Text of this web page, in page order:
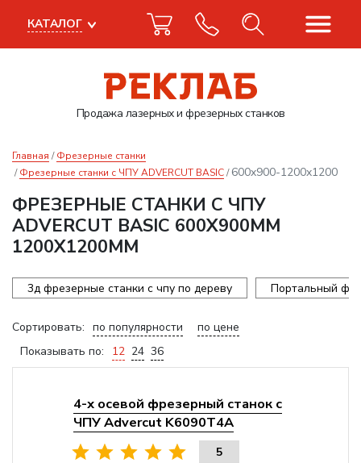
Продажа лазерныхи фрезерных станков
КАТАЛОГ
Главная
Фрезерные станки
Фрезерные станки с ЧПУ ADVERCUT BASIC
600x900-1200x1200
ФРЕЗЕРНЫЕ СТАНКИ С ЧПУ
ADVERCUT BASIC 600X900ММ
1200X1200ММ
3д фрезерные станки с чпу по дереву Портальный
Сортировать: по популярности
по цене
Показывать по:
12 24 36
4-х осевой фрезерный станок с
ЧПУ Advercut K6090T4A
5